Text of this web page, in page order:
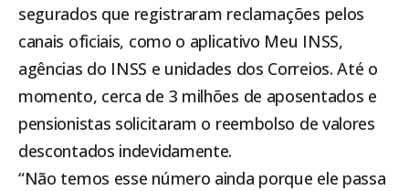
segurados que registraram reclamações pelos
canais oficiais, como o aplicativo Meu INSS,
agências do INSS e unidades dos Correios. Até o
momento, cerca de 3 milhões de aposentados e
pensionistas solicitaram o reembolso de valores
descontados indevidamente.
“Não temos esse número ainda porque ele passa